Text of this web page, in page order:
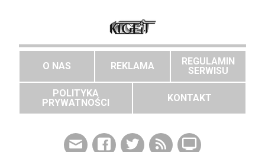
O NAS REKLAMA
REGULAMIN
SERWISU
POLITYKA
PRYWATNOŚCI
KONTAKT